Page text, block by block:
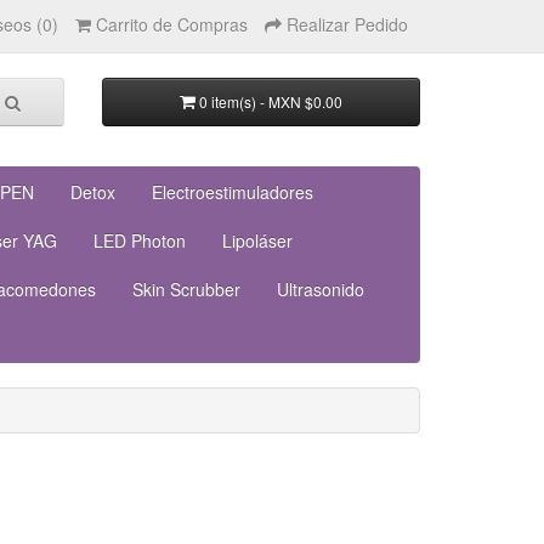
(0) Carrito de Compras Realizar Pedido
0 item(s) - MXN $0.00
Detox
Electroestimuladores
YAG LED Photon
Lipoláser
Skin Scrubber
Ultrasonido